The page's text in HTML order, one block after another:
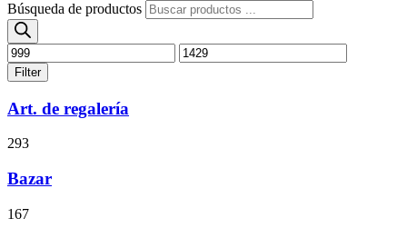
Búsqueda de productos
Filter
Art. de regalería
293
Bazar
167